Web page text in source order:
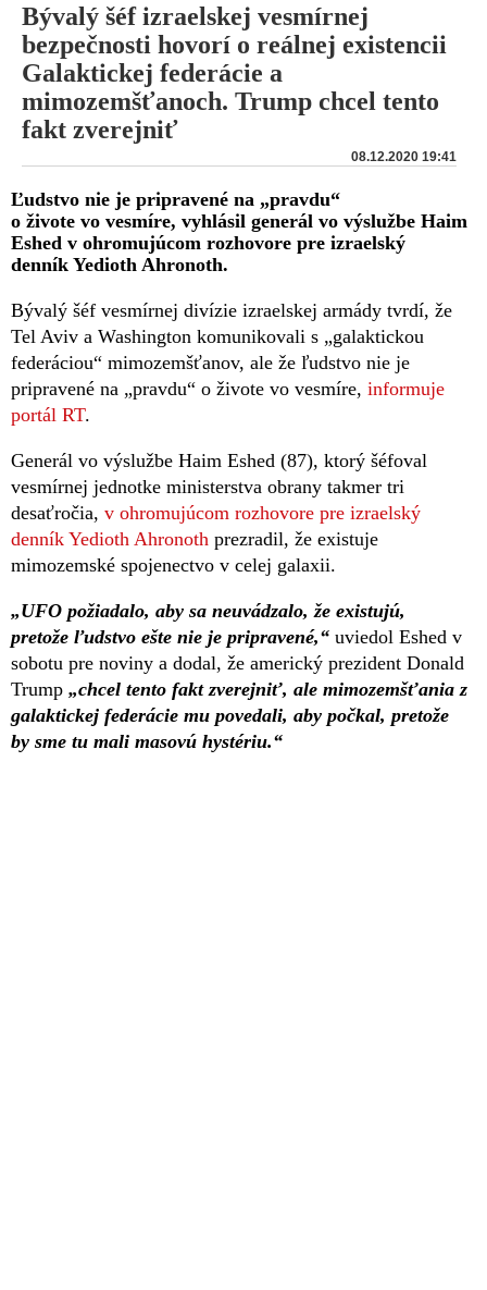
Bývalý šéf izraelskej vesmírnej
bezpečnosti hovorí o reálnej existencii
Galaktickej federácie a
mimozemšťanoch. Trump chcel tento
fakt zverejniť
08.12.2020 19:41
Ľudstvo nie je pripravené na „pravdu“
o živote vo vesmíre, vyhlásil generál vo výslužbe Haim
Eshed v ohromujúcom rozhovore pre izraelský
denník Yedioth Ahronoth.
Bývalý šéf vesmírnej divízie izraelskej armády tvrdí, že
Tel Aviv a Washington komunikovali s „galaktickou
federáciou“ mimozemšťanov, ale že ľudstvo nie je
pripravené na „pravdu“ o živote vo vesmíre, informuje
portál RT.
Generál vo výslužbe Haim Eshed (87), ktorý šéfoval
vesmírnej jednotke ministerstva obrany takmer tri
desaťročia, v ohromujúcom rozhovore pre izraelský
denník Yedioth Ahronoth prezradil, že existuje
mimozemské spojenectvo v celej galaxii.
„UFO požiadalo, aby sa neuvádzalo, že existujú,
pretože ľudstvo ešte nie je pripravené,“ uviedol Eshed v
sobotu pre noviny a dodal, že americký prezident Donald
Trump „chcel tento fakt zverejniť, ale mimozemšťania z
galaktickej federácie mu povedali, aby počkal, pretože
by sme tu mali masovú hystériu.“